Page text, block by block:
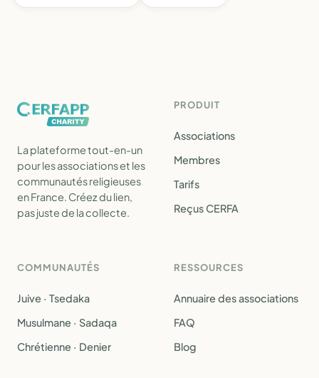
La plateforme tout-en-un
pour les associations et les
communautés religieuses
en France. Créez du lien,
pas juste de la collecte.
PRODUIT
Associations
Membres
Tarifs
Reçus CERFA
COMMUNAUTÉS
Juive · Tsedaka
Musulmane · Sadaqa
Chrétienne · Denier
RESSOURCES
Annuaire des associations
FAQ
Blog